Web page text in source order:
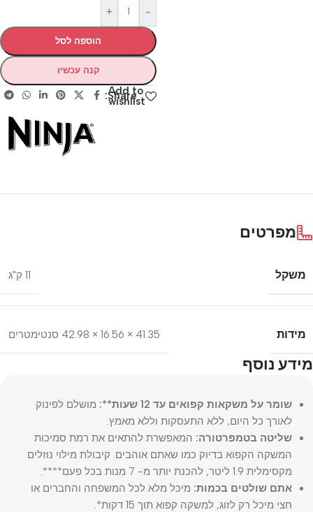
-
+
הוספה לסל
קנה עכשיו
Add to
wishlist
Share:
מפרטים
משקל 11 ק"ג
מידות 41.35 × 16.56 × 42.98 סנטימטרים
מידע נוסף
שומר על משקאות קפואים עד 12 שעות**:
מושלם לפינוק
לאורך כל היום, ללא התעסקות וללא מאמץ.
שליטה בטמפרטורה: המאפשרת להתאים את רמת סמיכות
המשקה הקפוא בדיוק כמו שאתם אוהבים. קיבולת מילוי נוזלים
מקסימלית 1.9 ליטר, להכנת יותר מ- 7 מנות בכל פעם****.
אתם שולטים בכמות: מיכל מלא לכל המשפחה והחברים או
חצי מיכל רק לזוג, למשקה קפוא תוך 15 דקות*.